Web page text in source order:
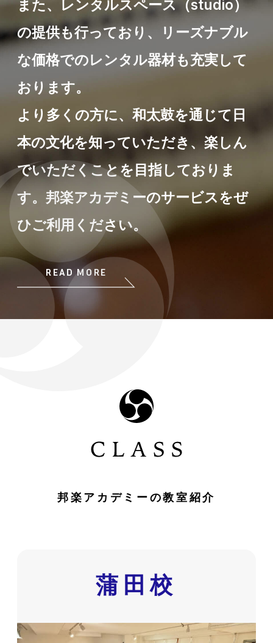
また、レンタルスペース（studio）
の提供も行っており、リーズナブル
な価格でのレンタル器材も充実して
おります。
より多くの方に、和太鼓を通じて日
本の文化を知っていただき、楽しん
でいただくことを目指しておりま
す。邦楽アカデミーのサービスをぜ
ひご利用ください。
READ MORE
邦楽アカデミーの教室紹介
蒲田校